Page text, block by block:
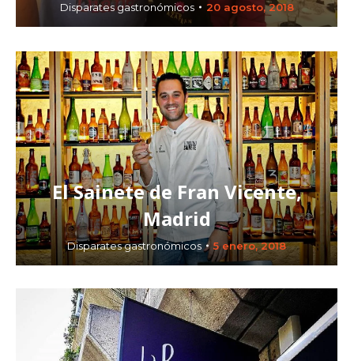
Disparates gastronómicos 20 agosto, 2018
El Sainete de Fran Vicente,
Madrid
Disparates gastronómicos 5 enero, 2018